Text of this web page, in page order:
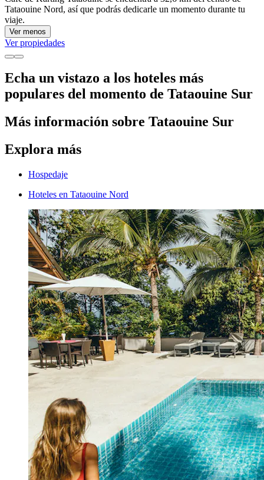
Tataouine Nord, así que podrás dedicarle un momento durante tu
viaje.
Ver menos
Ver propiedades
Echa un vistazo a los hoteles más
populares del momento de Tataouine Sur
Más información sobre Tataouine Sur
Explora más
Hospedaje
Hoteles en Tataouine Nord